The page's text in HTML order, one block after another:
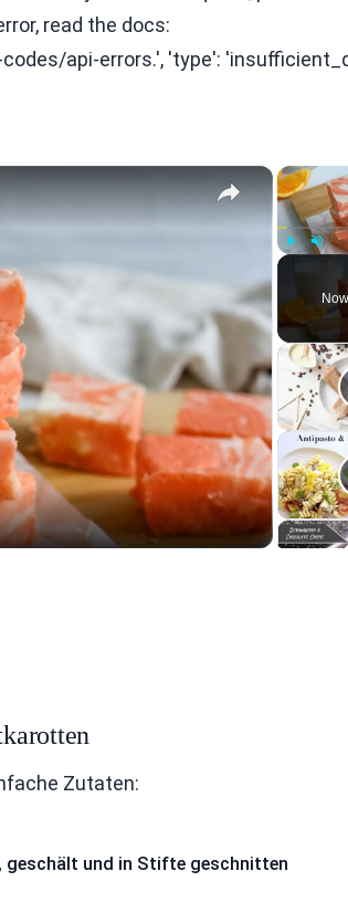
read the docs:
api-errors.', 'type':
×
Zutaten:
geschält und in Stifte geschnitten